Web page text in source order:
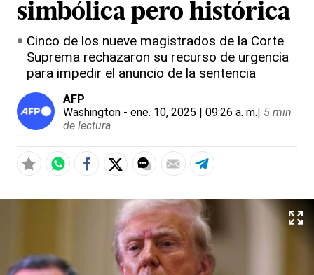
simbólica pero histórica
Cinco de los nueve magistrados de la Corte
Suprema rechazaron su recurso de urgencia
para impedir el anuncio de la sentencia
AFP
Washington - ene. 10, 2025 | 09:26 a. m.| 5 min
de lectura